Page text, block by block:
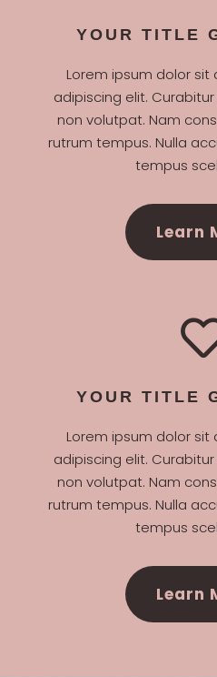
YOUR TITLE
Lorem ipsum dolor
adipiscing elit.
non volutpat. Nam
rutrum tempus. Nulla
tempus
Learn
YOUR TITLE
Lorem ipsum dolor
adipiscing elit.
non volutpat. Nam
rutrum tempus. Nulla
tempus
Learn